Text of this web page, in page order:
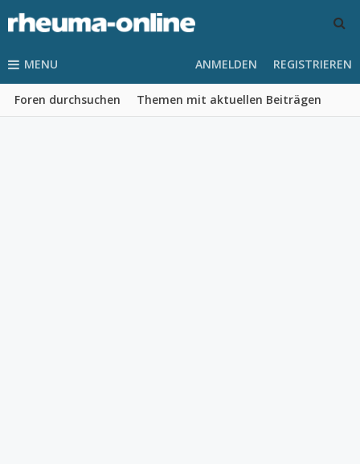
MENU
Foren durchsuchen Themen mit aktuellen Beiträgen
ANMELDEN REGISTRIEREN